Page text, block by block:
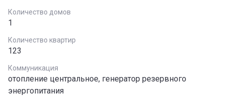
Количество домов
1
Количество квартир
123
Коммуникация
отопление центральное, генератор резервного
энергопитания